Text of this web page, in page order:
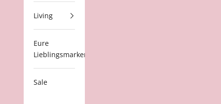
Living
Eure
Lieblingsmarken
Sale